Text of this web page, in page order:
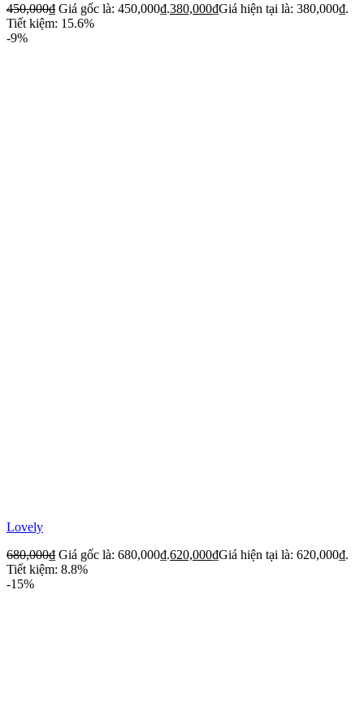
450,000₫ Giá gốc là: 450,000₫.380,000₫Giá hiện tại là: 380,000₫.
Tiết kiệm: 15.6%
-9%
Lovely
680,000₫ Giá gốc là: 680,000₫.620,000₫Giá hiện tại là: 620,000₫.
Tiết kiệm: 8.8%
-15%